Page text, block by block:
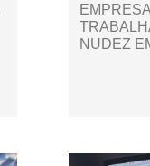
NUDEZ